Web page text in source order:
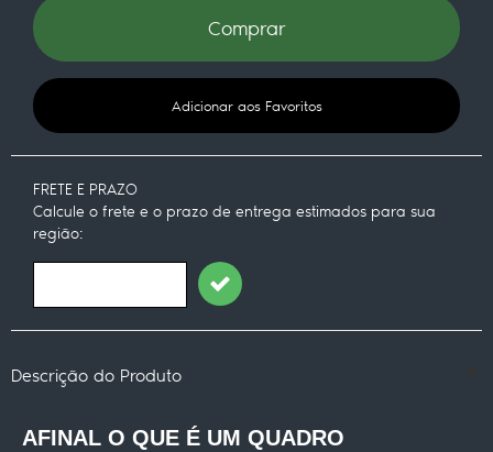
Comprar
Adicionar aos Favoritos
FRETE E PRAZO
Calcule o frete e o prazo de entrega estimados para sua
região:
Descrição do Produto
AFINAL O QUE É UM QUADRO